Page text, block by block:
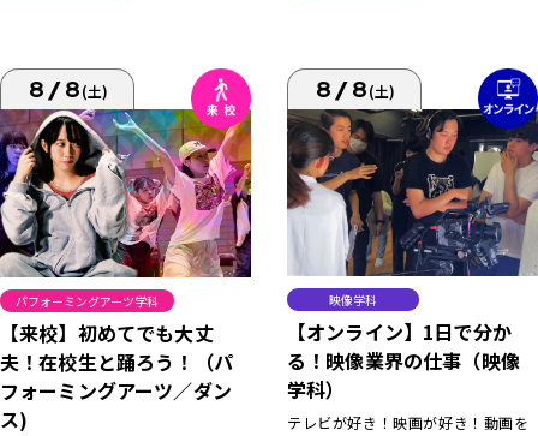
8/8(土)
パフォーミングアーツ学科
【来校】初めてでも大丈
夫！在校生と踊ろう！（パ
フォーミングアーツ／ダン
ス)
8/8(土)
映像学科
【オンライン】1日で分か
る！映像業界の仕事（映像
学科）
テレビが好き！映画が好き！動画を